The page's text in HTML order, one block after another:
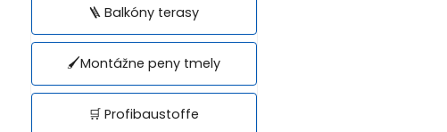
🪜 Balkóny terasy
🖌️Montážne peny tmely
🛒 Profibaustoffe